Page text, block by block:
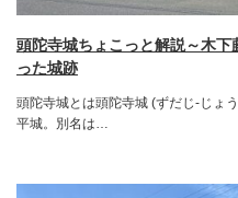
頭陀寺城ちょこっと解説～木
った城跡
頭陀寺城とは頭陀寺城 (ずだじ-じょ
平城。別名は…